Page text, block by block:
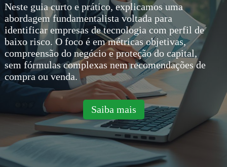
Neste guia curto e prático, explicamos uma
abordagem fundamentalista voltada para
identificar empresas de tecnologia com perfil de
baixo risco. O foco é em métricas objetivas,
compreensão do negócio e proteção do capital,
sem fórmulas complexas nem recomendações de
compra ou venda.
Saiba mais